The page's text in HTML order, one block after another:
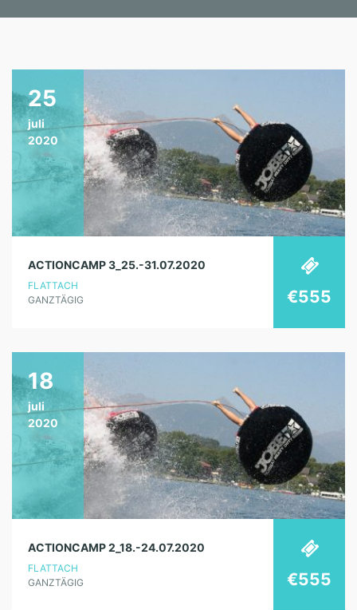
25
juli
2020
ACTIONCAMP 3_25.-31.07.2020
FLATTACH
GANZTÄGIG
€555
18
juli
2020
ACTIONCAMP 2_18.-24.07.2020
FLATTACH
GANZTÄGIG
€555